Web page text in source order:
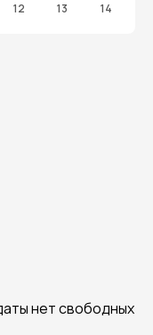
12 13 14
нет свободных